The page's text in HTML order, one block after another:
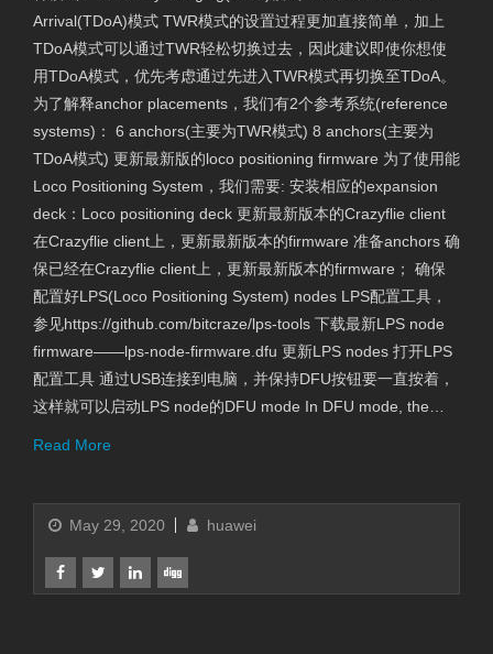
Arrival(TDoA)模式 TWR模式的设置过程更加直接简单，加上
TDoA模式可以通过TWR轻松切换过去，因此建议即使你想使
用TDoA模式，优先考虑通过先进入TWR模式再切换至TDoA。
为了解释anchor placements，我们有2个参考系统(reference
systems)： 6 anchors(主要为TWR模式) 8 anchors(主要为
TDoA模式) 更新最新版的loco positioning firmware 为了使用能
Loco Positioning System，我们需要: 安装相应的expansion
deck：Loco positioning deck 更新最新版本的Crazyflie client
在Crazyflie client上，更新最新版本的firmware 准备anchors 确
保已经在Crazyflie client上，更新最新版本的firmware； 确保
配置好LPS(Loco Positioning System) nodes LPS配置工具，
参见https://github.com/bitcraze/lps-tools 下载最新LPS node
firmware——lps-node-firmware.dfu 更新LPS nodes 打开LPS
配置工具 通过USB连接到电脑，并保持DFU按钮要一直按着，
这样就可以启动LPS node的DFU mode In DFU mode, the…
Read More
May 29, 2020 huawei